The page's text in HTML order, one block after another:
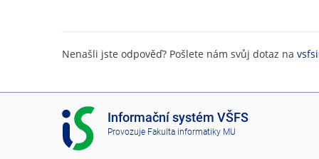
Nenašli jste odpověď? Pošlete nám svůj dotaz na
I
S
V
Informační systém VŠFS
Provozuje Fakulta informatiky MU